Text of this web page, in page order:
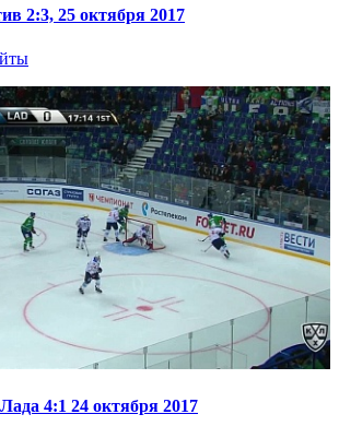
2:3, 25 октября 2017
4:1 24 октября 2017